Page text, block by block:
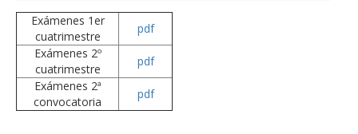
Exámenes 1er
cuatrimestre
pdf
Exámenes 2º
cuatrimestre
pdf
Exámenes 2ª
convocatoria
pdf